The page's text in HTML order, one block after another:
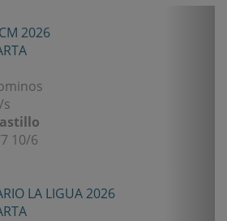
2026
s
10/6
LA LIGUA 2026